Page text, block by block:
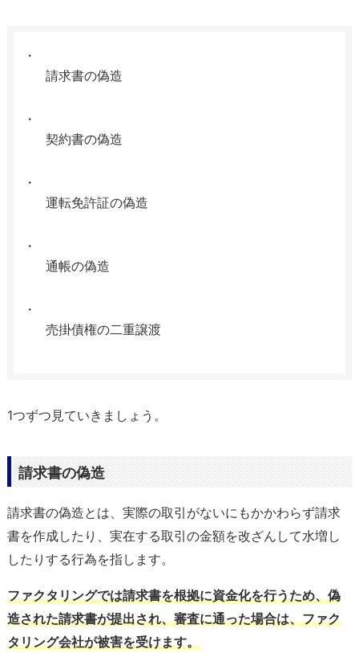
請求書の偽造
契約書の偽造
運転免許証の偽造
通帳の偽造
売掛債権の二重譲渡
1つずつ見ていきましょう。
請求書の偽造
請求書の偽造とは、実際の取引がないにもかかわらず請求
書を作成したり、実在する取引の金額を改ざんして水増し
したりする行為を指します。
ファクタリングでは請求書を根拠に資金化を行うため、偽
造された請求書が提出され、審査に通った場合は、ファク
タリング会社が被害を受けます。